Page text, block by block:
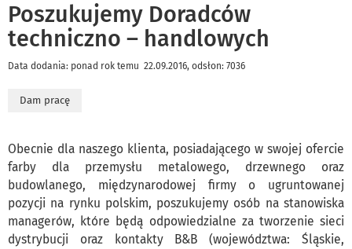
Poszukujemy Doradców
techniczno – handlowych
Data dodania: ponad rok temu 22.09.2016, odsłon: 7036
Dam pracę
Obecnie dla naszego klienta, posiadającego w swojej ofercie
farby dla przemysłu metalowego, drzewnego oraz
budowlanego, międzynarodowej firmy o ugruntowanej
pozycji na rynku polskim, poszukujemy osób na stanowiska
managerów, które będą odpowiedzialne za tworzenie sieci
dystrybucji oraz kontakty B&B (województwa: Śląskie,